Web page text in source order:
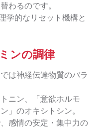
わるのです。
学的なリセット機構と
ンの調律
は神経伝達物質のバラ
ニン、「意欲ホルモ
」のオキシトシン。
感情の安定・集中力の